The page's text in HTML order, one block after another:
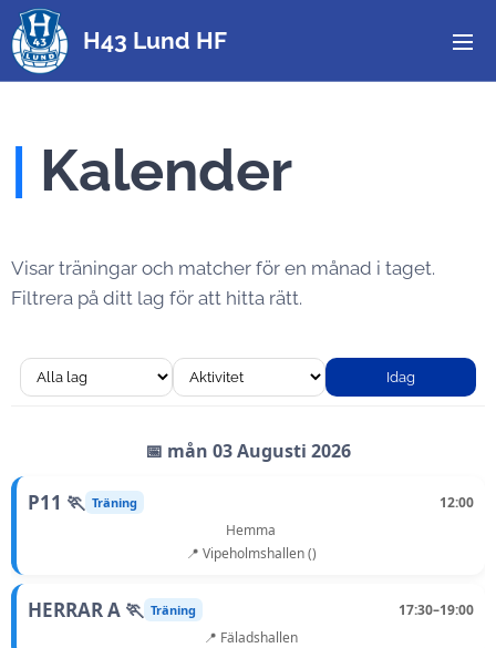
H43 Lund HF
Kalender
Visar träningar och matcher för en månad i taget.
Filtrera på ditt lag för att hitta rätt.
Idag
📅 mån 03 Augusti 2026
P11 🏃 Träning
12:00
Hemma
📍 Vipeholmshallen ()
HERRAR A 🏃 Träning
17:30–19:00
📍 Fäladshallen